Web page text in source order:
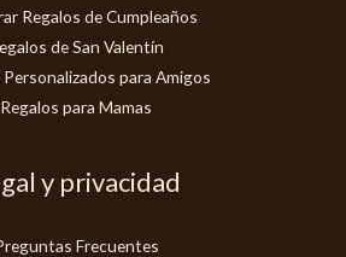
Regalos de Cumpleaños
de San Valentín
Personalizados para Amigos
Regalos para Mamas
y privacidad
Frecuentes